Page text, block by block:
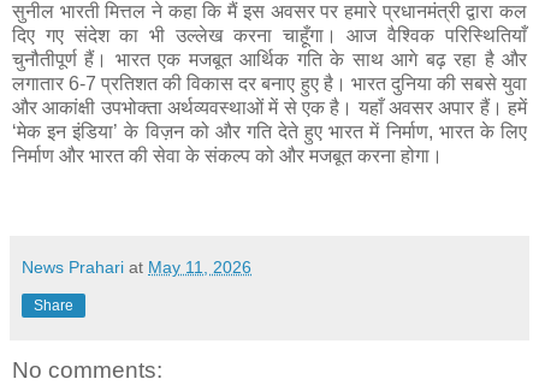
सुनील भारती मित्तल ने कहा कि मैं इस अवसर पर हमारे प्रधानमंत्री द्वारा कल
दिए गए संदेश का भी उल्लेख करना चाहूँगा। आज वैश्विक परिस्थितियाँ
चुनौतीपूर्ण हैं। भारत एक मजबूत आर्थिक गति के साथ आगे बढ़ रहा है और
लगातार 6-7 प्रतिशत की विकास दर बनाए हुए है। भारत दुनिया की सबसे युवा
और आकांक्षी उपभोक्ता अर्थव्यवस्थाओं में से एक है। यहाँ अवसर अपार हैं। हमें
‘मेक इन इंडिया’ के विज़न को और गति देते हुए भारत में निर्माण, भारत के लिए
निर्माण और भारत की सेवा के संकल्प को और मजबूत करना होगा।
News Prahari at May 11, 2026
Share
No comments: